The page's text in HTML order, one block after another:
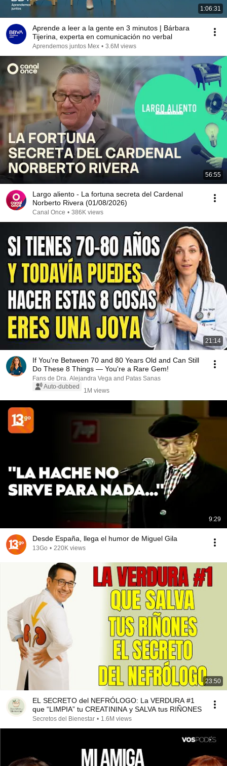
1:06:31
Aprende a leer a la gente en 3 minutos | Bárbara
Tijerina, experta en comunicación no verbal
Aprendemos juntos Mex • 3.6M views
56:55
Largo aliento - La fortuna secreta del Cardenal
Norberto Rivera (01/08/2026)
Canal Once • 386K views
21:14
If You're Between 70 and 80 Years Old and Can Still
Do These 8 Things — You're a Rare Gem!
Fans de Dra. Alejandra Vega and Patas Sanas
Auto-dubbed
1M views
9:29
Desde España, llega el humor de Miguel Gila
13Go • 220K views
23:50
EL SECRETO del NEFRÓLOGO: La VERDURA #1
que “LIMPIA” tu CREATININA y SALVA tus RIÑONES
Secretos del Bienestar • 1.6M views